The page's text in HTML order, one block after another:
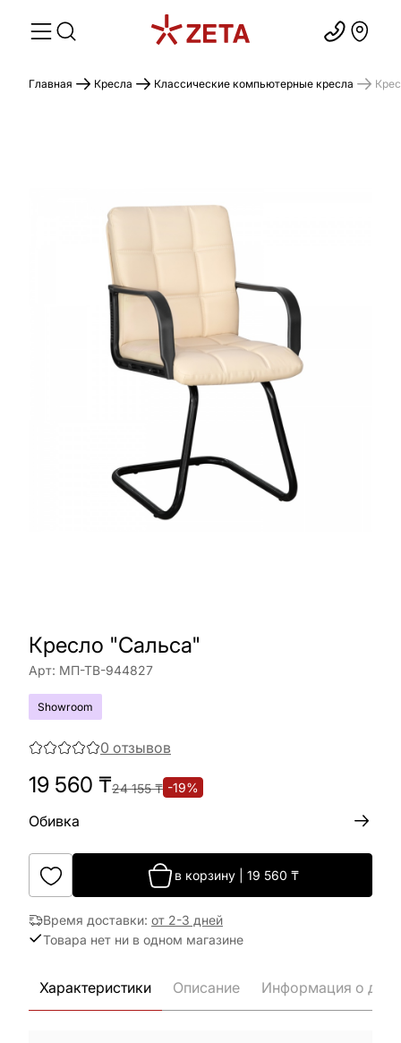
Главная Кресла Классические компьютерные кресла
Кресло "Сальса"
Арт: МП-ТВ-944827
Showroom
0 отзывов
19 560 ₸24 155₸ -19%
Обивка
в корзину 19 560 ₸
Время доставки: от 2-3 дней
Товара нет ни в одном магазине
Характеристики Описание Информация о